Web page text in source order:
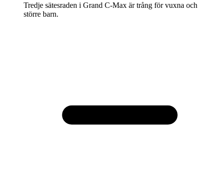
Tredje sätesraden i Grand C-Max är trång för vuxna och
större barn.